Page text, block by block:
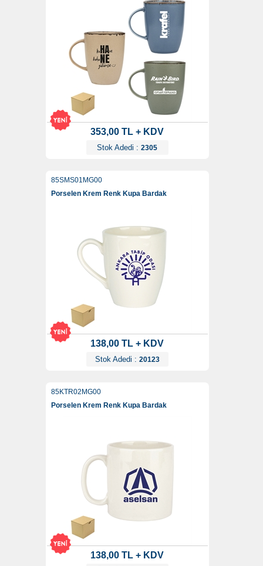
353,00 TL + KDV
Stok Adedi : 2305
85SMS01MG00
Porselen Krem Renk Kupa Bardak
138,00 TL + KDV
Stok Adedi : 20123
85KTR02MG00
Porselen Krem Renk Kupa Bardak
138,00 TL + KDV